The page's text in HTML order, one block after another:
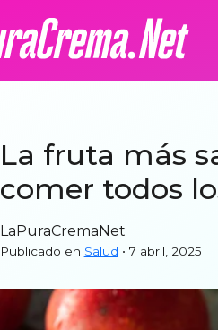
La fruta más
comer todos
LaPuraCremaNet
Publicado en Salud • 7 abril, 2025